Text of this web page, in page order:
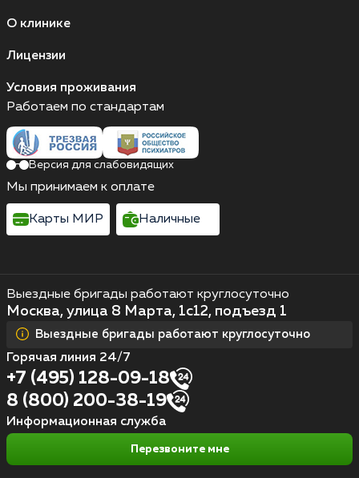
О клинике
Лицензии
Условия проживания
Выездные бригады работают круглосуточно
Москва, улица 8 Марта, 1с12, подъезд 1
Выездные бригады работают круглосуточно
Горячая линия 24/7
+7 (495) 128-09-18
8 (800) 200-38-19
Информационная служба
Перезвоните мне
Работаем по стандартам
Версия для слабовидящих
Мы принимаем к оплате
Карты МИР Наличные